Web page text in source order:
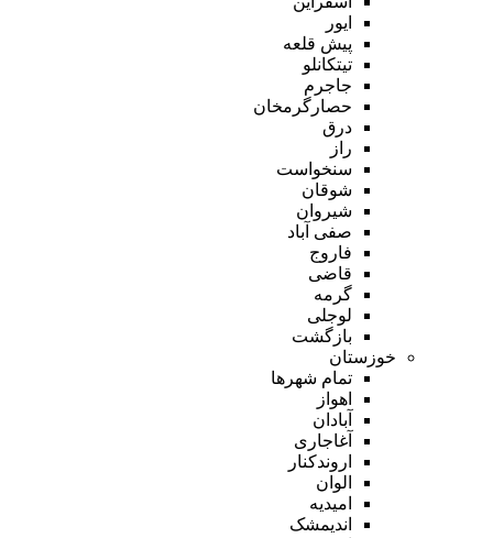
ایور
پیش قلعه
تیتکانلو
جاجرم
حصارگرمخان
درق
راز
سنخواست
شوقان
شیروان
صفی آباد
فاروج
قاضی
گرمه
لوجلی
بازگشت
خوزستان
تمام شهر‌ها
اهواز
آبادان
آغاجاری
اروندکنار
الوان
امیدیه
اندیمشک